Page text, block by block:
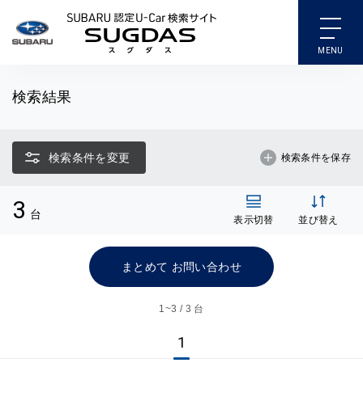
SUBARU 認定U-Car検索
検索結果
検索条件を変更 検索条件を保存
3 台 表示切替 並び替え
まとめて お問い合わせ
1~3 / 3 台
1